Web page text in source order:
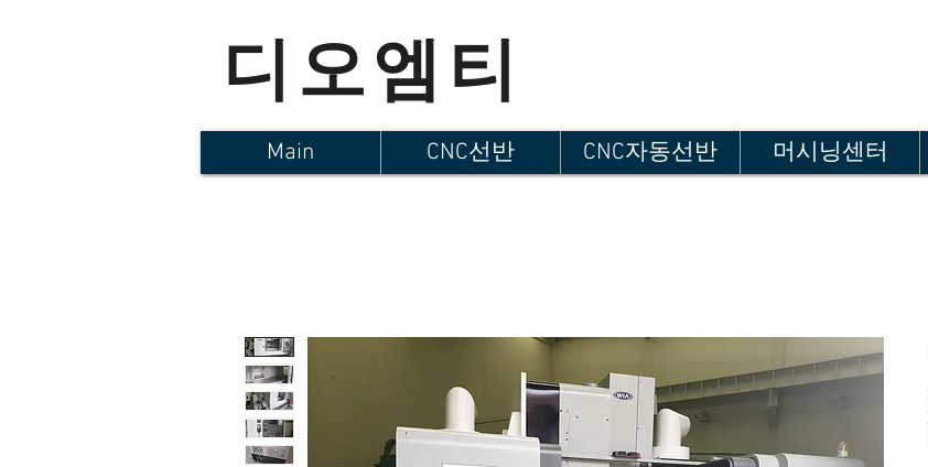
디오엠티
Main
CNC선반 CNC자동선반 머시닝센터